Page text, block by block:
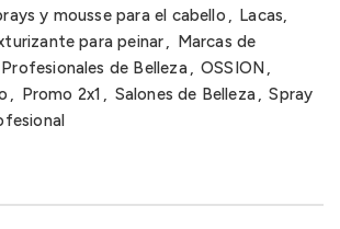
y mousse para el cabello , Lacas,
para peinar, Marcas de
de Belleza, OSSION,
, Promo 2x1 , Salones de Belleza, Spray